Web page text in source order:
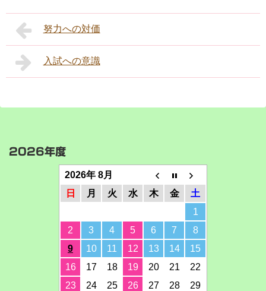
努力への対価
入試への意識
2026年度
2026年 8月
日
月 火 水 木 金
土
1
2
3 4 5 6 7
8
9
10 11 12 13 14
15
16
17 18 19 20 21
22
23
24 25 26 27 28
29